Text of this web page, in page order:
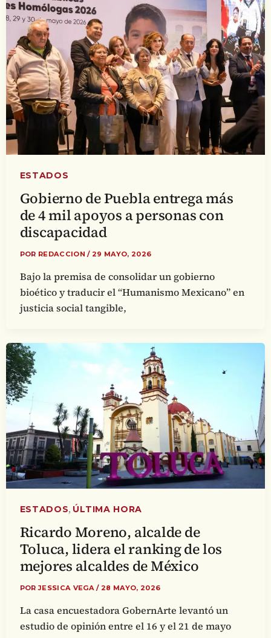
ESTADOS
Gobierno de Puebla entrega más
de 4 mil apoyos a personas con
discapacidad
POR REDACCION/ 29 MAYO, 2026
Bajo la premisa de consolidar un gobierno
bioético y traducir el “Humanismo Mexicano” en
justicia social tangible,
ESTADOS, ÚLTIMA HORA
Ricardo Moreno, alcalde de
Toluca, lidera el ranking de los
mejores alcaldes de México
PORJESSICA VEGA/ 28 MAYO, 2026
La casa encuestadora GobernArte levantó un
estudio de opinión entre el 16 y el 21 de mayo